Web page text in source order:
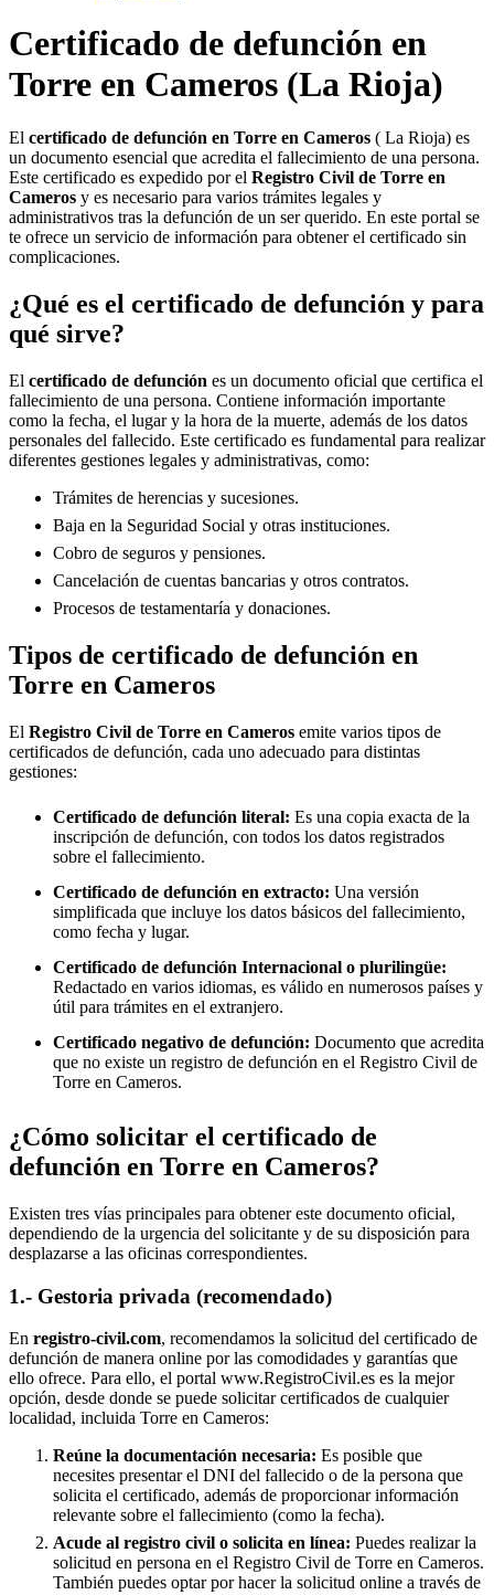
Certificado de defunción en
Torre en Cameros (La Rioja)
El certificado de defunción en Torre en Cameros ( La Rioja) es
un documento esencial que acredita el fallecimiento de una persona.
Este certificado es expedido por el Registro Civil de Torre en
Cameros y es necesario para varios trámites legales y
administrativos tras la defunción de un ser querido. En este portal se
te ofrece un servicio de información para obtener el certificado sin
complicaciones.
¿Qué es el certificado de defunción y para
qué sirve?
El certificado de defunción es un documento oficial que certifica el
fallecimiento de una persona. Contiene información importante
como la fecha, el lugar y la hora de la muerte, además de los datos
personales del fallecido. Este certificado es fundamental para realizar
diferentes gestiones legales y administrativas, como:
Trámites de herencias y sucesiones.
Baja en la Seguridad Social y otras instituciones.
Cobro de seguros y pensiones.
Cancelación de cuentas bancarias y otros contratos.
Procesos de testamentaría y donaciones.
Tipos de certificado de defunción en
Torre en Cameros
El Registro Civil de Torre en Cameros emite varios tipos de
certificados de defunción, cada uno adecuado para distintas
gestiones:
Certificado de defunción literal: Es una copia exacta de la
inscripción de defunción, con todos los datos registrados
sobre el fallecimiento.
Certificado de defunción en extracto: Una versión
simplificada que incluye los datos básicos del fallecimiento,
como fecha y lugar.
Certificado de defunción Internacional o plurilingüe:
Redactado en varios idiomas, es válido en numerosos países y
útil para trámites en el extranjero.
Certificado negativo de defunción: Documento que acredita
que no existe un registro de defunción en el Registro Civil de
Torre en Cameros.
¿Cómo solicitar el certificado de
defunción en Torre en Cameros?
Existen tres vías principales para obtener este documento oficial,
dependiendo de la urgencia del solicitante y de su disposición para
desplazarse a las oficinas correspondientes.
1.- Gestoria privada (recomendado)
En registro-civil.com, recomendamos la solicitud del certificado de
defunción de manera online por las comodidades y garantías que
ello ofrece. Para ello, el portal www.RegistroCivil.es es la mejor
opción, desde donde se puede solicitar certificados de cualquier
localidad, incluida Torre en Cameros:
Reúne la documentación necesaria: Es posible que
necesites presentar el DNI del fallecido o de la persona que
solicita el certificado, además de proporcionar información
relevante sobre el fallecimiento (como la fecha).
Acude al registro civil o solicita en línea: Puedes realizar la
solicitud en persona en el Registro Civil de Torre en Cameros.
También puedes optar por hacer la solicitud online a través de